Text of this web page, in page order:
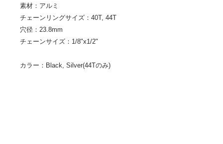
素材：アルミ
チェーンリングサイズ：40T, 44T
穴径：23.8mm
​チェーンサイズ：1/8"x1/2"
カラー：Black, Silver(44Tのみ)